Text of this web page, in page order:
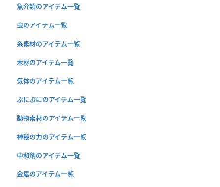
魚介類のアイテム一覧
虫のアイテム一覧
糸素材のアイテム一覧
木材のアイテム一覧
気体のアイテム一覧
ぷにぷにのアイテム一覧
動物素材のアイテム一覧
神秘の力のアイテム一覧
中和剤のアイテム一覧
金属のアイテム一覧